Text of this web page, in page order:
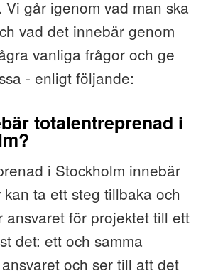
Vi går igenom vad man ska
vad det innebär genom
vanliga frågor och ge
- enligt följande:
totalentreprenad i
i Stockholm innebär
ta ett steg tillbaka och
ansvaret för projektet till ett
det: ett och samma
och ser till att det